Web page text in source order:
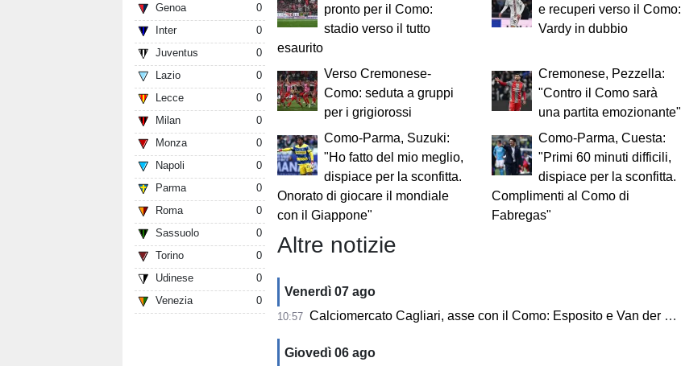
Genoa
0
Inter
0
Juventus
0
Lazio
0
Lecce
0
Milan
0
Monza
0
Napoli
0
Parma
0
Roma
0
Sassuolo
0
Torino
0
Udinese
0
Venezia
0
pronto per il Como:
stadio verso il tutto
esaurito
e recuperi verso il Como:
Vardy in dubbio
Verso Cremonese-
Como: seduta a gruppi
per i grigiorossi
Cremonese, Pezzella:
"Contro il Como sarà
una partita emozionante"
Como-Parma, Suzuki:
"Ho fatto del mio meglio,
dispiace per la sconfitta.
Onorato di giocare il mondiale
con il Giappone"
Como-Parma, Cuesta:
"Primi 60 minuti difficili,
dispiace per la sconfitta.
Complimenti al Como di
Fabregas"
Altre notizie
Venerdì 07 ago
10:57 Calciomercato Cagliari, asse con il Como: Esposito e Van der Brempt sul tavolo
Giovedì 06 ago